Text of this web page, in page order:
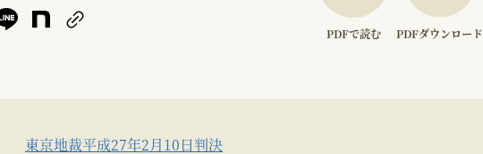
PDFで読む PDFダウンロード
東京地裁平成27年2月10日判決